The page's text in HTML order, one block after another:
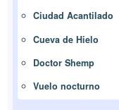
Ciudad Acantilado
Cueva de Hielo
Doctor Shemp
Vuelo nocturno